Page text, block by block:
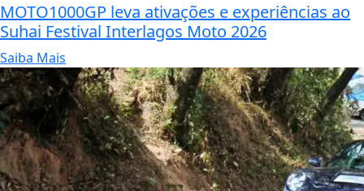
MOTO1000GP leva ativações e experiências ao
Suhai Festival Interlagos Moto 2026
Saiba Mais